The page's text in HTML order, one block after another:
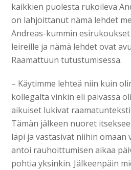
kaikkien puolesta rukoileva
on lahjoittanut nämä lehdet
Andreas-kummin
leireille ja nämä lehdet ovat
Raamattuun tutustumisessa.
– Käytimme lehteä niin kuin
kollegalta vinkin eli päivässä
aikuiset lukivat
Tämän jälkeen nuoret
läpi ja vastasivat niihin
antoi rauhoittumisen aikaa
pohtia yksinkin. Jälkeenpäin